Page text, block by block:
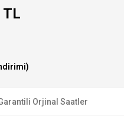
TL
Orjinal Saatler